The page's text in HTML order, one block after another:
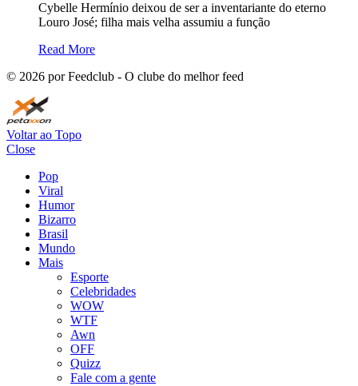
Cybelle Hermínio deixou de ser a inventariante do eterno
Louro José; filha mais velha assumiu a função
Read More
© 2026 por Feedclub - O clube do melhor feed
Voltar ao Topo
Close
Pop
Viral
Humor
Bizarro
Brasil
Mundo
Mais
Esporte
Celebridades
WOW
WTF
Awn
OFF
Quizz
Fale com a gente